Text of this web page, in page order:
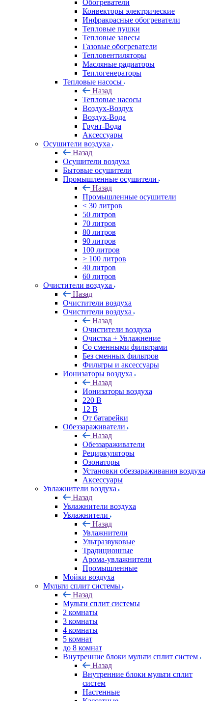
Обогреватели
Конвекторы электрические
Инфракрасные обогреватели
Тепловые пушки
Тепловые завесы
Газовые обогреватели
Тепловентиляторы
Масляные радиаторы
Теплогенераторы
Тепловые насосы
Назад
Тепловые насосы
Воздух-Воздух
Воздух-Вода
Грунт-Вода
Аксессуары
Осушители воздуха
Назад
Осушители воздуха
Бытовые осушители
Промышленные осушители
Назад
Промышленные осушители
< 30 литров
50 литров
70 литров
80 литров
90 литров
100 литров
> 100 литров
40 литров
60 литров
Очистители воздуха
Назад
Очистители воздуха
Очистители воздуха
Назад
Очистители воздуха
Очистка + Увлажнение
Cо сменными фильтрами
Без сменных фильтров
Фильтры и аксессуары
Ионизаторы воздуха
Назад
Ионизаторы воздуха
220 В
12 В
От батарейки
Обеззараживатели
Назад
Обеззараживатели
Рециркуляторы
Озонаторы
Установки обеззараживания воздуха
Аксессуары
Увлажнители воздуха
Назад
Увлажнители воздуха
Увлажнители
Назад
Увлажнители
Ультразвуковые
Традиционные
Арома-увлажнители
Промышленные
Мойки воздуха
Мульти сплит системы
Назад
Мульти сплит системы
2 комнаты
3 комнаты
4 комнаты
5 комнат
до 8 комнат
Внутренние блоки мульти сплит систем
Назад
Внутренние блоки мульти сплит
систем
Настенные